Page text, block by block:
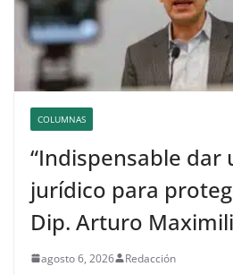
COLUMNAS
“Indispensable dar
jurídico para
Dip. Arturo
agosto 6, 2026 Redacción